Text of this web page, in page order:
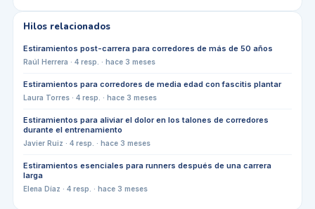
Hilos relacionados
Estiramientos post-carrera para corredores de más de 50 años
Raúl Herrera · 4resp. · hace 3 meses
Estiramientos para corredores de media edad con fascitis plantar
Laura Torres· 4resp. · hace 3 meses
Estiramientos para aliviar el dolor en los talones de corredores
durante el entrenamiento
Javier Ruiz · 4resp. · hace 3 meses
Estiramientos esenciales para runners después de una carrera
larga
Elena Díaz · 4resp. · hace 3 meses